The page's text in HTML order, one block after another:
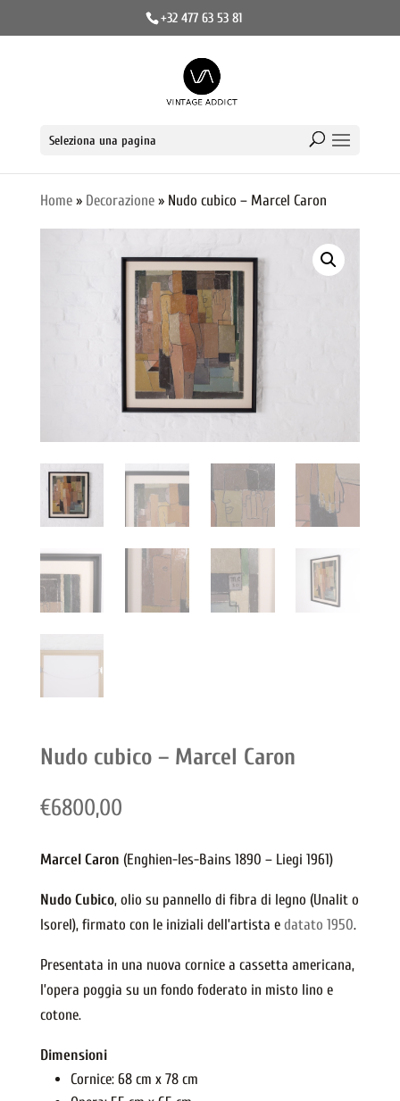
+32 477 63 53 81
Seleziona una pagina
Home» Decorazione» Nudo cubico – Marcel Caron
Nudo cubico – Marcel Caron
€6800,00
Marcel Caron (Enghien-les-Bains 1890 – Liegi 1961)
Nudo Cubico, olio su pannello di fibra di legno (Unalit o
Isorel), firmato con le iniziali dell’artista e datato 1950.
Presentata in una nuova cornice a cassetta americana,
l’opera poggia su un fondo foderato in misto lino e
cotone.
Dimensioni
Cornice: 68 cm x 78 cm